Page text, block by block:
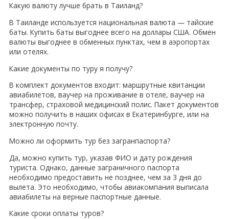
Какую валюту лучше брать в Таиланд?
В Таиланде используется национальная валюта — тайские
баты. Купить баты выгоднее всего на доллары США. Обмен
валюты выгоднее в обменных пунктах, чем в аэропортах
или отелях.
Какие документы по туру я получу?
В комплект документов входит: маршрутные квитанции
авиабилетов, ваучер на проживание в отеле, ваучер на
трансфер, страховой медицинский полис. Пакет документов
можно получить в наших офисах в Екатеринбурге, или на
электронную почту.
Можно ли оформить тур без загранпаспорта?
Да, можно купить тур, указав ФИО и дату рождения
туриста. Однако, данные заграничного паспорта
необходимо предоставить не позднее, чем за 3 дня до
вылета. Это необходимо, чтобы авиакомпания выписала
авиабилеты на верные паспортные данные.
Какие сроки оплаты туров?